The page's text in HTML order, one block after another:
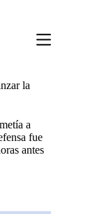
la
a
fue
antes